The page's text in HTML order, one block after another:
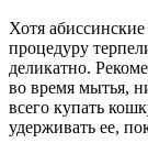
Хотя
процедуру
деликатно.
во время мытья,
всего купать
удерживать ее,